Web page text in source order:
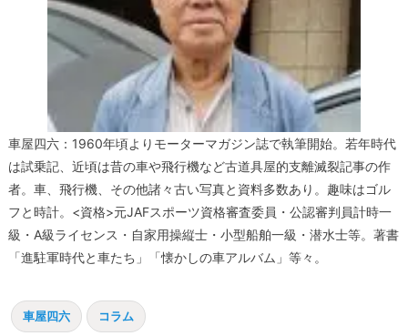
車屋四六：1960年頃よりモーターマガジン誌で執筆開始。若年時代
は試乗記、近頃は昔の車や飛行機など古道具屋的支離滅裂記事の作
者。車、飛行機、その他諸々古い写真と資料多数あり。趣味はゴル
フと時計。<資格>元JAFスポーツ資格審査委員・公認審判員計時一
級・A級ライセンス・自家用操縦士・小型船舶一級・潜水士等。著書
「進駐軍時代と車たち」「懐かしの車アルバム」等々。
車屋四六 コラム